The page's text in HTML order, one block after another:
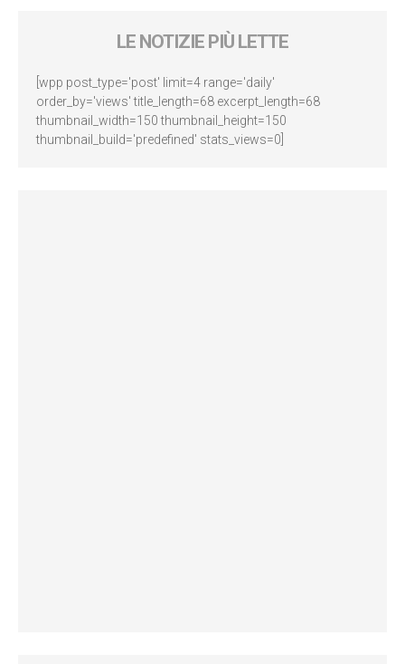
LE NOTIZIE PIÙ LETTE
[wpp post_type='post' limit=4 range='daily'
order_by='views' title_length=68 excerpt_length=68
thumbnail_width=150 thumbnail_height=150
thumbnail_build='predefined' stats_views=0]